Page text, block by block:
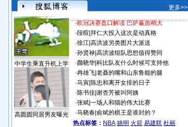
更多>>
中学生乘直升机上学
高圆圆同居男友曝光
·欧冠决赛盘口解读 巴萨赢面稍大
·段暄 拜仁大投入这次是动真格
·徐江| 高洪波另类图片大派送
·孙贤禄| 高洪波组队思想值得赞同
·颜晓华| 科比队友什么时候可支持他
·冉雄飞| 老聂的嘴和山东鲁能的腿
·马寅| 陈忠和离开女排的日子
·陈书佳| 谢杏芳被叫阿姨
·张斌| 一场人和猫的伟大比赛
·马晓春| 俞斌的棋王是谁封的？
热点标签： NBA 姚明 火箭 易建联 杜丽